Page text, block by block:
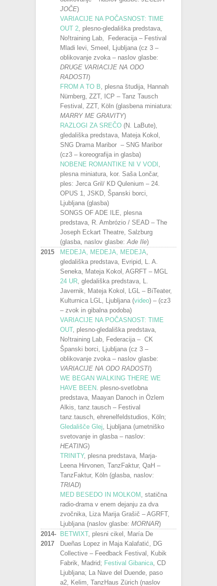
JOČE)
VARIACIJE NA POČASNOST: TIME
OUT 2 , plesno-gledališka predstava,
No!training Lab, Federacija – Festival
Mladi levi, Smeel, Ljubljana (cz 3 –
oblikovanje zvoka – naslov glasbe:
DRUGE VARIACIJE NA ODO
RADOSTI)
FROM A TO B , plesna študija, Hannah
Nürnberg, ZZT, ICP – Tanz Tausch
Festival, ZZT, Köln (glasbena miniatura:
MARRY ME GRAVITY)
RAZLOGI ZA SREČO (N. LaBute),
gledališka predstava, Mateja Kokol,
SNG Drama Maribor – SNG Maribor
(cz3 – koreografija in glasba)
NOBENE ROMANTIKE NI V VODI
plesna miniatura, kor. Saša Lončar,
ples: Jerca Gril/ KD Qulenium – 24.
OPUS 1, JSKD, Španski borci,
Ljubljana (glasba)
SONGS OF ADE ILE, plesna
predstava, R. Ambrózio / SEAD – The
Joseph Eckart Theatre, Salzburg
(glasba, naslov glasbe: Ade Ile)
2015
MEDEJA, MEDEJA, MEDEJA
gledališka predstava, Evripid, L. A.
Seneka, Mateja Kokol, AGRFT – MGL
24 UR , gledališka predstava, L.
Javernik, Mateja Kokol, LGL – BiTeater,
Kulturnica LGL, Ljubljana (video) – (cz3
– zvok in gibalna podoba)
VARIACIJE NA POČASNOST: TIME
OUT, plesno-gledališka predstava,
No!training Lab, Federacija – CK
Španski borci, Ljubljana (cz 3 –
oblikovanje zvoka – naslov glasbe:
VARIACIJE NA ODO RADOSTI)
WE BEGAN WALKING THERE WE
HAVE BEEN . plesno-svetlobna
predstava, Maayan Danoch in Özlem
Alkis, tanz.tausch – Festival
tanz.tausch, ehrenelfeldstudios, Köln;
Gledališče Glej , Ljubljana (umetniško
svetovanje in glasba – naslov:
HEATING)
TRINITY, plesna predstava, Marja-
Leena Hirvonen, TanzFaktur, QaH –
TanzFaktur, Köln (glasba, naslov:
TRIAD)
MED BESEDO IN MOLKOM , statična
radio-drama v enem dejanju za dva
zvočnika, Liza Marija Grašič – AGRFT,
Ljubljana (naslov glasbe: MORNAR)
2014-
2017
BETWIXT, plesni cikel, María De
Dueñas Lopez in Maja Kalafatić, DG
Collective – Feedback Festival, Kubik
Fabrik, Madrid; Festival Gibanica , CD
Ljubljana; La Nave del Duende, paso
a2, Kelim, TanzHaus Zürich (naslov